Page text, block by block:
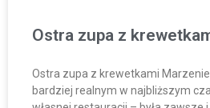
Ostra zupa z
Ostra zupa z krewetkami
bardziej realnym w najbliższym